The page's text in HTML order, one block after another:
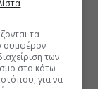
τα
συμφέρον
των
στο κάτω
για να